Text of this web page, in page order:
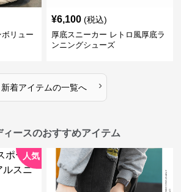
リュー
¥6,100 (税込)
厚底スニーカー レトロ風厚底ラ
ンニングシューズ
新着アイテムの一覧へ ›
ースのおすすめアイテム
人気